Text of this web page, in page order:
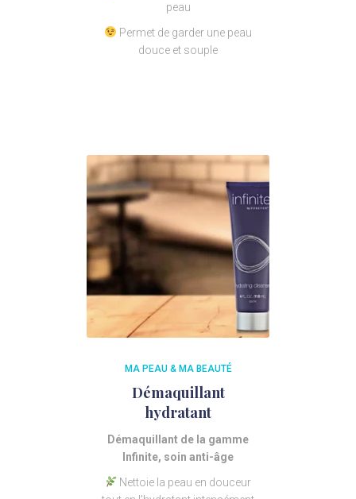
peau
Permet de garder une peau
douce et souple
MA PEAU & MA BEAUTÉ
Démaquillant
hydratant
Démaquillant de la gamme
Infinite, soin anti-âge
Nettoie la peau en douceur